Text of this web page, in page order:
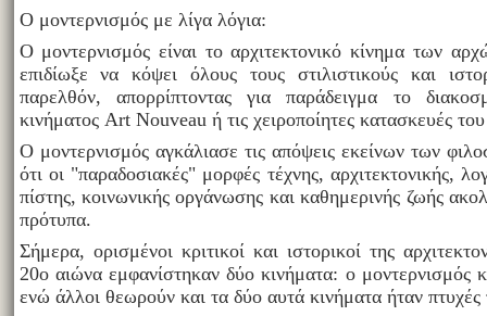
Ο μοντερνισμός με λίγα λόγια:
Ο μοντερνισμός είναι το αρχιτεκτονικό κίνημα των
επιδίωξε να κόψει όλους τους στιλιστικούς και
παρελθόν, απορρίπτοντας για παράδειγμα το
κινήματος Art Nouveau ή τις χειροποίητες κατασκευές
Ο μοντερνισμός αγκάλιασε τις απόψεις εκείνων των
ότι οι "παραδοσιακές" μορφές τέχνης, αρχιτεκτονικής,
πίστης, κοινωνικής οργάνωσης και καθημερινής ζωής
πρότυπα.
Σήμερα, ορισμένοι κριτικοί και ιστορικοί της
20ο αιώνα εμφανίστηκαν δύο κινήματα: ο μοντερνισμός
ενώ άλλοι θεωρούν και τα δύο αυτά κινήματα ήταν πτυχές